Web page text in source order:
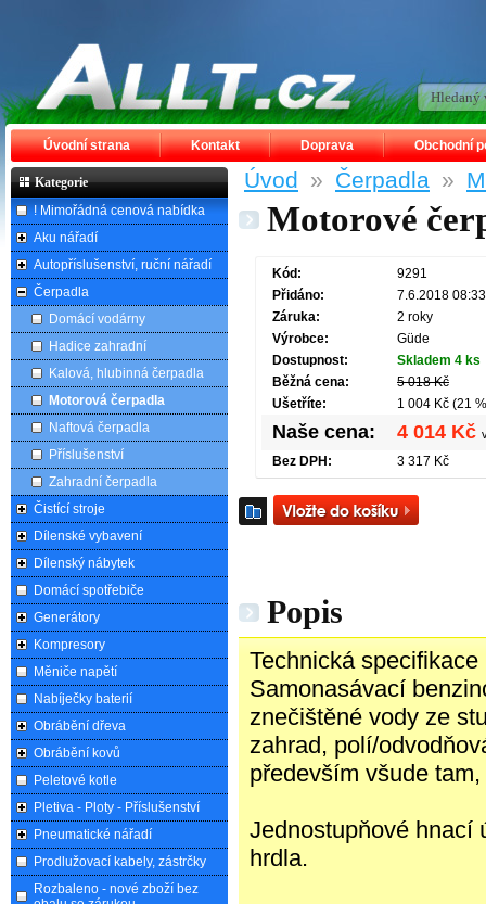
Úvod » Čerpadla »
Motorové
Kód:
9291
Přidáno:
7.6.2018
Záruka:
2 roky
Výrobce:
Güde
Dostupnost:
Skladem 4 ks
Běžná cena:
5 018 Kč
Ušetříte:
1 004 Kč (21
Naše cena: 4 014 Kč
Bez DPH: 3 317 Kč
Popis
Technická specifikace
Samonasávací
znečištěné vody ze
zahrad, polí/
především všude
Jednostupňové hnací
hrdla.
Úvodní strana Kontakt Doprava Obchodní
Kategorie
! Mimořádná cenová nabídka
Aku nářadí
Autopříslušenství, ruční nářadí
Čerpadla
Domácí vodárny
Hadice zahradní
Kalová, hlubinná čerpadla
Motorová čerpadla
Naftová čerpadla
Příslušenství
Zahradní čerpadla
Čistící stroje
Dílenské vybavení
Dílenský nábytek
Domácí spotřebiče
Generátory
Kompresory
Měniče napětí
Nabíječky baterií
Obrábění dřeva
Obrábění kovů
Peletové kotle
Pletiva - Ploty - Příslušenství
Pneumatické nářadí
Prodlužovací kabely, zástrčky
Rozbaleno - nové zboží bez